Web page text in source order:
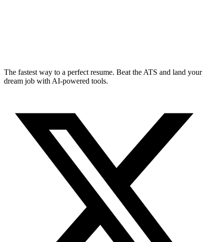
The fastest way to a perfect resume. Beat the ATS and land your
dream job with AI-powered tools.